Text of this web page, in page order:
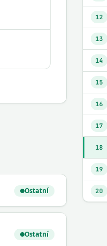
Ostatní
Ostatní
12
13
14
15
16
17
18
19
20